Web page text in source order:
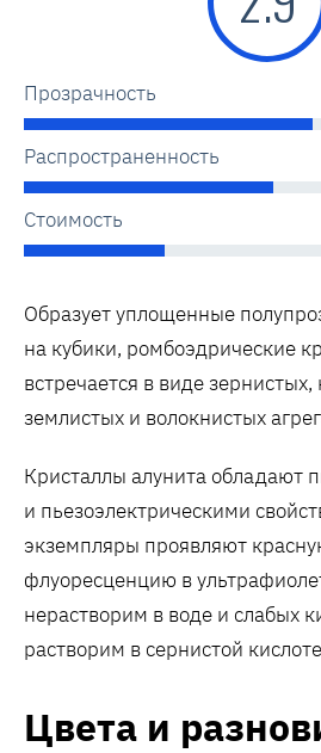
Прозрачность
Распространенность
Стоимость
Образует уплощенные
на кубики, ромбоэдрические
встречается в виде
землистых и волокнистых
Кристаллы алунита обладают
и пьезоэлектрическими
экземпляры проявляют
флуоресценцию в
нерастворим в воде и слабых
растворим в сернистой
Цвета и